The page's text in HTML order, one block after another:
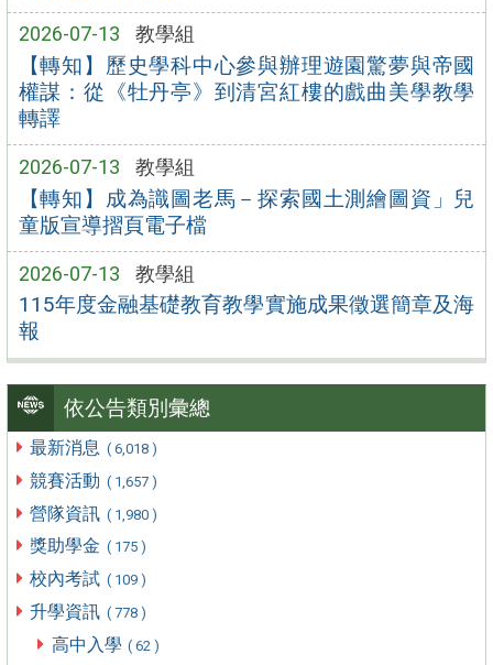
2026-07-13 教學組
【轉知】歷史學科中心參與辦理遊園驚夢與帝國
權謀：從《牡丹亭》到清宮紅樓的戲曲美學教學
轉譯
2026-07-13 教學組
【轉知】成為識圖老馬－探索國土測繪圖資」兒
童版宣導摺頁電子檔
2026-07-13 教學組
115年度金融基礎教育教學實施成果徵選簡章及海
報
依公告類別彙總
最新消息 ( 6,018 )
競賽活動 ( 1,657 )
營隊資訊 ( 1,980 )
獎助學金 ( 175 )
校內考試 ( 109 )
升學資訊 ( 778 )
高中入學 ( 62 )